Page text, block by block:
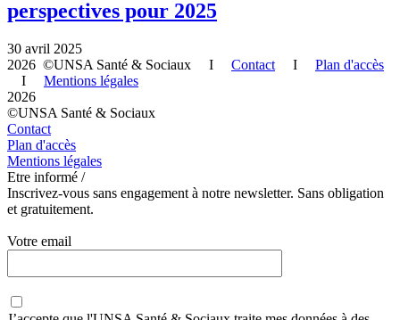
perspectives pour 2025
30 avril 2025
2026 ©UNSA Santé & Sociaux I Contact I Plan d'accès
I Mentions légales
2026
©UNSA Santé & Sociaux
Contact
Plan d'accès
Mentions légales
Etre informé /
Inscrivez-vous sans engagement à notre newsletter. Sans obligation
et gratuitement.
Votre email